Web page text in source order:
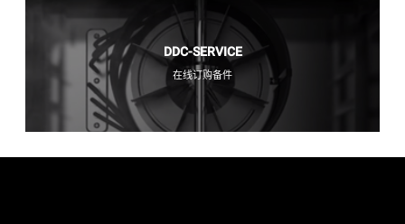
DDC-SERVICE
在线订购备件